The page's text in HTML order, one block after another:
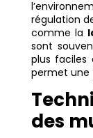
régulation
comme la
sont
plus faciles
permet une
des